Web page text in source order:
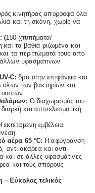
κινητήρας απορροφά όλα
και τη σκόνη, χωρίς να
: (180 χτυπήματα/
τα βαθιά ριζωμένα και
τα περιττώματά τους από
υφασμάτινων
C:δρα στην επιφάνεια και
όλων των βακτηρίων και
Ο διαχωρισμός του
και αποτελεσματική
εκτεταμένη εμβέλεια
αέρα 65 °C: Η αφύγρανση
αντι-ακάρεα και αντι-
και σε άλλες υφασμάτινες
και τους σπόρους
– Εύκολος τελικός